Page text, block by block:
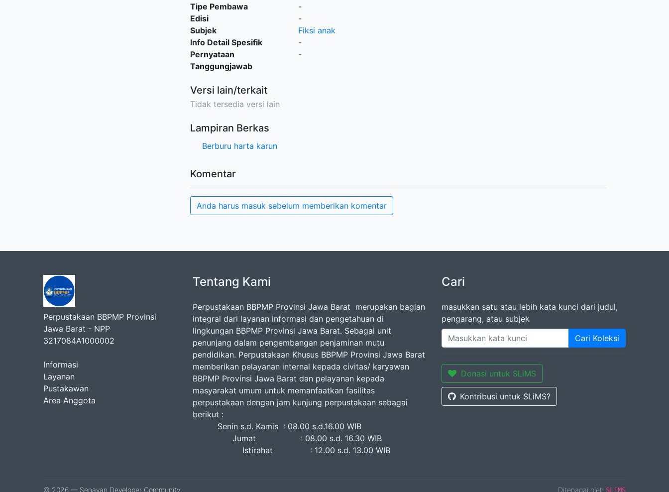
Tipe Pembawa
-
Edisi
-
Subjek
Fiksi anak
Info Detail Spesifik
-
Pernyataan
Tanggungjawab
-
Versi lain/terkait
Tidak tersedia versi lain
Lampiran Berkas
Berburu harta karun
Komentar
Anda harus masuk sebelum memberikan komentar
Perpustakaan BBPMP Provinsi
Jawa Barat - NPP
3217084A1000002
Informasi
Layanan
Pustakawan
Area Anggota
Tentang Kami
Perpustakaan BBPMP Provinsi Jawa Barat merupakan bagian
integral dari layanan informasi dan pengetahuan di
lingkungan BBPMP Provinsi Jawa Barat. Sebagai unit
penunjang dalam pengembangan penjaminan mutu
pendidikan. Perpustakaan Khusus BBPMP Provinsi Jawa Barat
memberikan pelayanan internal kepada civitas/ karyawan
BBPMP Provinsi Jawa Barat dan pelayanan kepada
masyarakat umum untuk memanfaatkan fasilitas
perpustakaan dengan jam kunjung perpustakaan sebagai
berikut :
Senin s.d. Kamis : 08.00 s.d.16.00 WIB
Jumat : 08.00 s.d. 16.30 WIB
Istirahat : 12.00 s.d. 13.00 WIB
Cari
masukkan satu atau lebih kata kunci dari judul,
pengarang, atau subjek
Cari Koleksi
Donasi untuk SLiMS
Kontribusi untuk SLiMS?
© 2026 — Senayan Developer Community Ditenagai oleh SLiMS